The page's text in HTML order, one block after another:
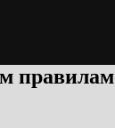
правилам